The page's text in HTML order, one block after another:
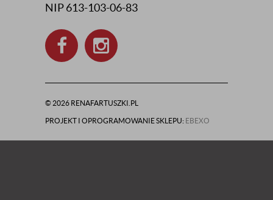
NIP 613-103-06-83
© 2026 RENAFARTUSZKI.PL
PROJEKT I OPROGRAMOWANIE SKLEPU: EBEXO